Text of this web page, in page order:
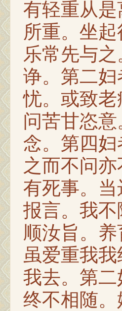
有轻重从
所重。坐
乐常先与
诤。第二
忧。或致
问苦甘恣
念。第四
之而不问
有死事。
报言。我
顺汝旨。
虽爱重我
我去。第
终不相随